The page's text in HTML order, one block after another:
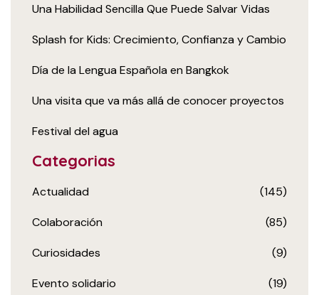
Una Habilidad Sencilla Que Puede Salvar Vidas
Splash for Kids: Crecimiento, Confianza y Cambio
Día de la Lengua Española en Bangkok
Una visita que va más allá de conocer proyectos
Festival del agua
Categorias
Actualidad (145)
Colaboración (85)
Curiosidades (9)
Evento solidario (19)